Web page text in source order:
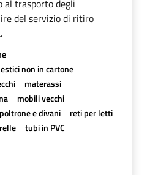
al trasporto degli
del servizio di ritiro
non in cartone
materassi
mobili vecchi
poltrone e divani
reti per letti
tubi in PVC